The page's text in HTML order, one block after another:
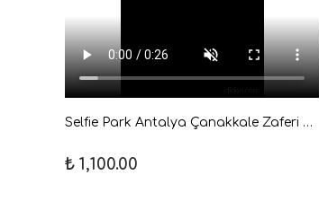
Selfie Park Antalya Çanakkale Zaferi Sergisi Giriş Bileti Dijital
₺ 1,100.00